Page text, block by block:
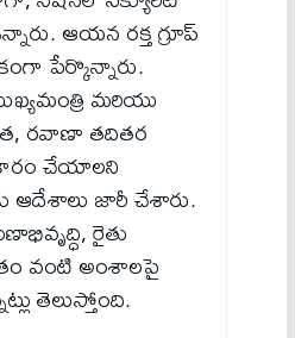
ఆయన రక్త గ్రూప్
పేర్కొన్నారు.
మరియు
రవాణా తదితర
చేయాలని
ఆదేశాలు జారీ చేశారు.
రైతు
వంటి అంశాలపై
తెలుస్తోంది.